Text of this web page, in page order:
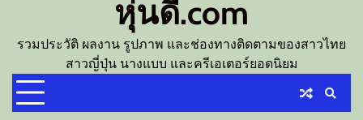
หุ่นดี.com
รวมประวัติ ผลงาน รูปภาพ และช่องทางติดตามของสาวไทย
สาวญี่ปุ่น นางแบบ และครีเอเตอร์ยอดนิยม